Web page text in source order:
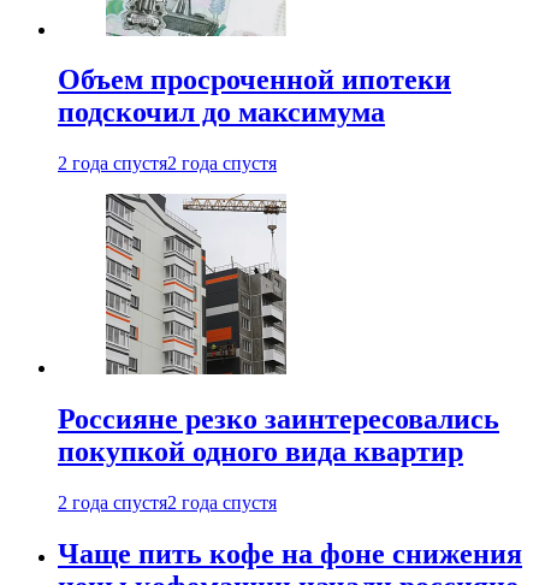
Объем просроченной ипотеки
подскочил до максимума
2 года спустя2 года спустя
Россияне резко заинтересовались
покупкой одного вида квартир
2 года спустя2 года спустя
Чаще пить кофе на фоне снижения